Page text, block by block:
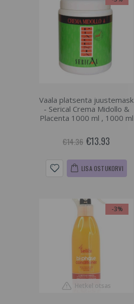
Vaala platsenta juustemask
- Serical Crema Midollo &
Placenta 1000 ml , 1000 ml
€14.36 €13.93
LISA OSTUKORVI
-3%
Hetkel otsas